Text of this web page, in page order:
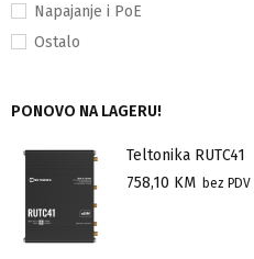
Napajanje i PoE
Ostalo
PONOVO NA LAGERU!
Teltonika RUTC41
758,10 KM bez PDV